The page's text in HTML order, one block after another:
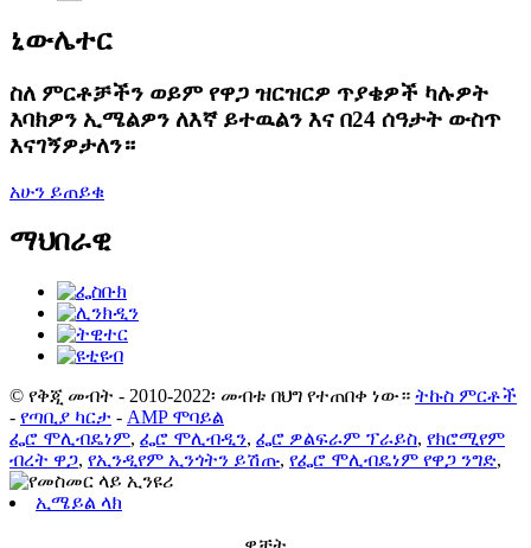
ኒውሌተር
ስለ ምርቶቻችን ወይም የዋጋ ዝርዝርዎ ጥያቄዎች ካሉዎት
እባክዎን ኢሜልዎን ለእኛ ይተዉልን እና በ24 ሰዓታት ውስጥ
እናገኝዎታለን።
አሁን ይጠይቁ
ማህበራዊ
© የቅጂ መብት - 2010-2022፡ መብቱ በህግ የተጠበቀ ነው። ትኩስ ምርቶች
- የጣቢያ ካርታ - AMP ሞባይል
ፌሮ ሞሊብዴነም, ፌሮ ሞሊብዲን, ፌሮ ዎልፍራም ፕራይስ, የክሮሚየም
ብረት ዋጋ, የኢንዲየም ኢንጎትን ይሽጡ, የፌሮ ሞሊብዴነም የዋጋ ንግድ,
ኢሜይል ላክ